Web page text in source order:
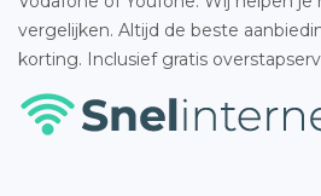
vergelijken. Altijd de beste
korting. Inclusief gratis